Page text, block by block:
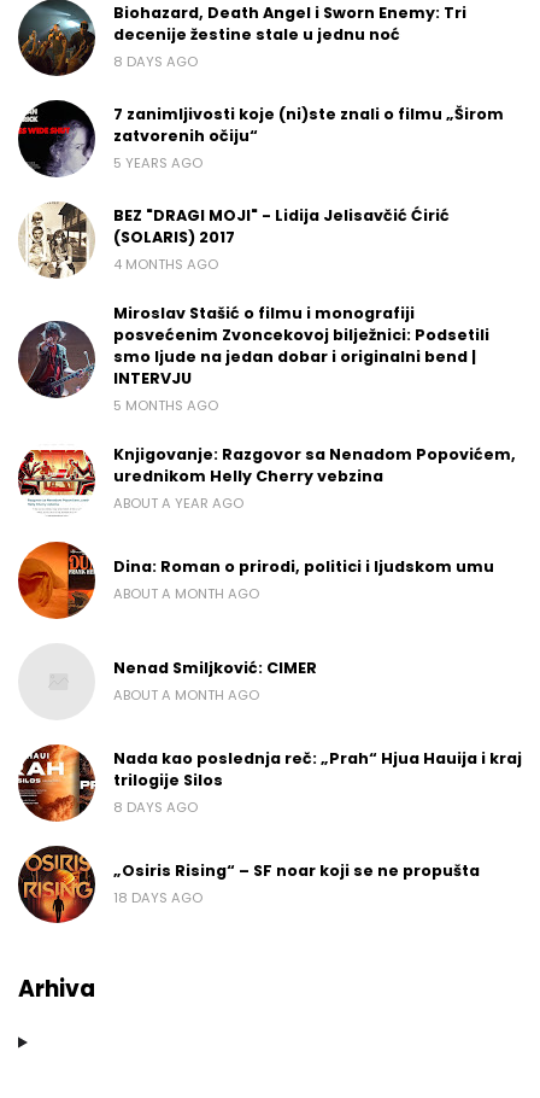
Biohazard, Death Angel i Sworn Enemy: Tri
decenije žestine stale u jednu noć
8 DAYS AGO
7 zanimljivosti koje (ni)ste znali o filmu „Širom
zatvorenih očiju“
5 YEARS AGO
BEZ "DRAGI MOJI" - Lidija Jelisavčić Ćirić
(SOLARIS) 2017
4 MONTHS AGO
Miroslav Stašić o filmu i monografiji
posvećenim Zvoncekovoj bilježnici: Podsetili
smo ljude na jedan dobar i originalni bend |
INTERVJU
5 MONTHS AGO
Knjigovanje: Razgovor sa Nenadom Popovićem,
urednikom Helly Cherry vebzina
ABOUT A YEAR AGO
Dina: Roman o prirodi, politici i ljudskom umu
ABOUT A MONTH AGO
Nenad Smiljković: CIMER
ABOUT A MONTH AGO
Nada kao poslednja reč: „Prah“ Hjua Hauija i kraj
trilogije Silos
8 DAYS AGO
„Osiris Rising“ – SF noar koji se ne propušta
18 DAYS AGO
Arhiva